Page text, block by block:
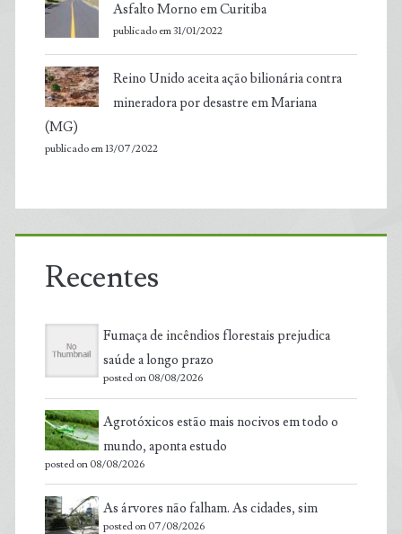
Asfalto Morno em Curitiba
publicado em 31/01/2022
Reino Unido aceita ação bilionária contra
mineradora por desastre em Mariana
(MG)
publicado em 13/07/2022
Recentes
Fumaça de incêndios florestais prejudica
saúde a longo prazo
posted on 08/08/2026
Agrotóxicos estão mais nocivos em todo o
mundo, aponta estudo
posted on 08/08/2026
As árvores não falham. As cidades, sim
posted on 07/08/2026